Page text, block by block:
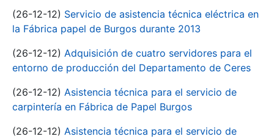
(26-12-12) Servicio de asistencia técnica eléctrica en
la Fábrica papel de Burgos durante 2013
(26-12-12) Adquisición de cuatro servidores para el
entorno de producción del Departamento de Ceres
(26-12-12) Asistencia técnica para el servicio de
carpintería en Fábrica de Papel Burgos
(26-12-12) Asistencia técnica para el servicio de